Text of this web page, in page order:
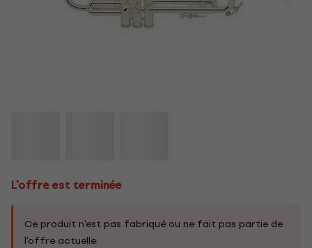
L'offre est terminée
Ce produit n'est pas fabriqué ou ne fait pas partie de
l'offre actuelle.